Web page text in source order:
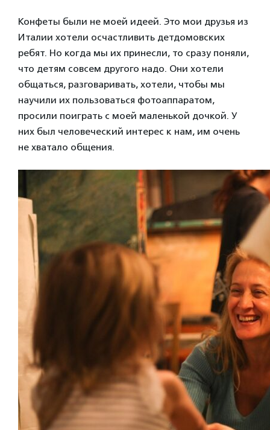
Конфеты были не моей идеей. Это мои друзья из
Италии хотели осчастливить детдомовских
ребят. Но когда мы их принесли, то сразу поняли,
что детям совсем другого надо. Они хотели
общаться, разговаривать, хотели, чтобы мы
научили их пользоваться фотоаппаратом,
просили поиграть с моей маленькой дочкой. У
них был человеческий интерес к нам, им очень
не хватало общения.